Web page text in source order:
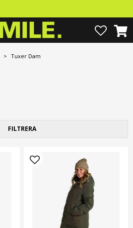
> Tuxer Dam
FILTRERA